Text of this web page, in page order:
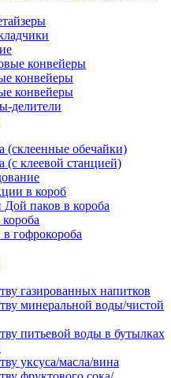
конвейеры
конвейеры
конвейеры
делители
обечайки)
клеевой станцией)
в короб
паков в короба
гофрокороба
газированных напитков
минеральной воды/чистой
питьевой воды в бутылках
уксуса/масла/вина